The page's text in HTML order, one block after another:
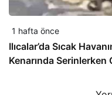
1 hafta önce
Ilıcalar’da Sıcak
Kenarında